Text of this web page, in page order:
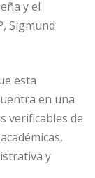
y el
Sigmund
esta
en una
verificables de
y